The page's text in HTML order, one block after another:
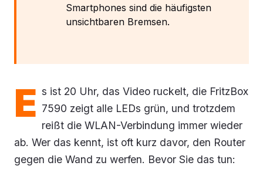
Smartphones sind die häufigsten
unsichtbaren Bremsen.
E s ist 20 Uhr, das Video ruckelt, die FritzBox
7590 zeigt alle LEDs grün, und trotzdem
reißt die WLAN-Verbindung immer wieder
ab. Wer das kennt, ist oft kurz davor, den Router
gegen die Wand zu werfen. Bevor Sie das tun: